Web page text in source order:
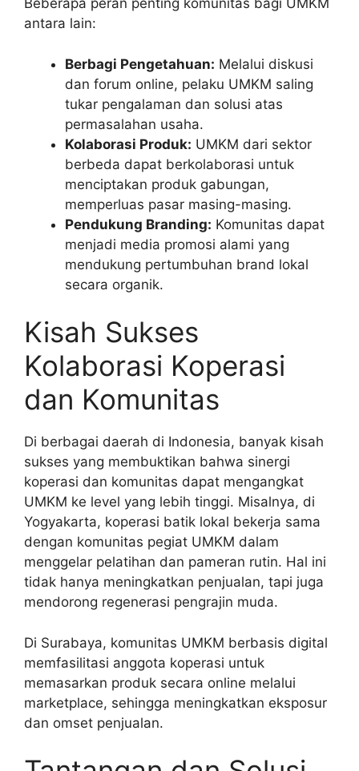
Beberapa peran penting komunitas bagi UMKM
antara lain:
Berbagi Pengetahuan: Melalui diskusi
dan forum online, pelaku UMKM saling
tukar pengalaman dan solusi atas
permasalahan usaha.
Kolaborasi Produk: UMKM dari sektor
berbeda dapat berkolaborasi untuk
menciptakan produk gabungan,
memperluas pasar masing-masing.
Pendukung Branding: Komunitas dapat
menjadi media promosi alami yang
mendukung pertumbuhan brand lokal
secara organik.
Kisah Sukses
Kolaborasi Koperasi
dan Komunitas
Di berbagai daerah di Indonesia, banyak kisah
sukses yang membuktikan bahwa sinergi
koperasi dan komunitas dapat mengangkat
UMKM ke level yang lebih tinggi. Misalnya, di
Yogyakarta, koperasi batik lokal bekerja sama
dengan komunitas pegiat UMKM dalam
menggelar pelatihan dan pameran rutin. Hal ini
tidak hanya meningkatkan penjualan, tapi juga
mendorong regenerasi pengrajin muda.
Di Surabaya, komunitas UMKM berbasis digital
memfasilitasi anggota koperasi untuk
memasarkan produk secara online melalui
marketplace, sehingga meningkatkan eksposur
dan omset penjualan.